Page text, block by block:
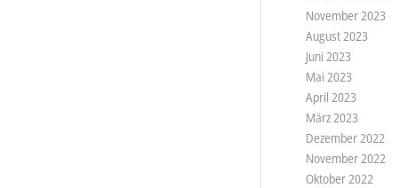
November 2023
August 2023
Juni 2023
Mai 2023
April 2023
März 2023
Dezember 2022
November 2022
Oktober 2022